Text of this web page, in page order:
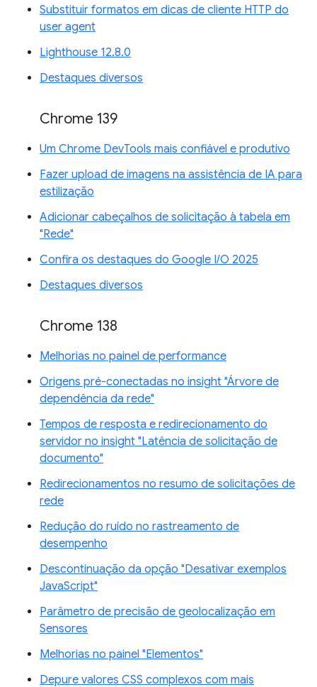
Substituir formatos em dicas de cliente HTTP do
user agent
Lighthouse 12.8.0
Destaques diversos
Chrome 139
Um Chrome DevTools mais confiável e produtivo
Fazer upload de imagens na assistência de IA para
estilização
Adicionar cabeçalhos de solicitação à tabela em
"Rede"
Confira os destaques do Google I/O 2025
Destaques diversos
Chrome 138
Melhorias no painel de performance
Origens pré-conectadas no insight "Árvore de
dependência da rede"
Tempos de resposta e redirecionamento do
servidor no insight "Latência de solicitação de
documento"
Redirecionamentos no resumo de solicitações de
rede
Redução do ruído no rastreamento de
desempenho
Descontinuação da opção "Desativar exemplos
JavaScript"
Parâmetro de precisão de geolocalização em
Sensores
Melhorias no painel "Elementos"
Depure valores CSS complexos com mais